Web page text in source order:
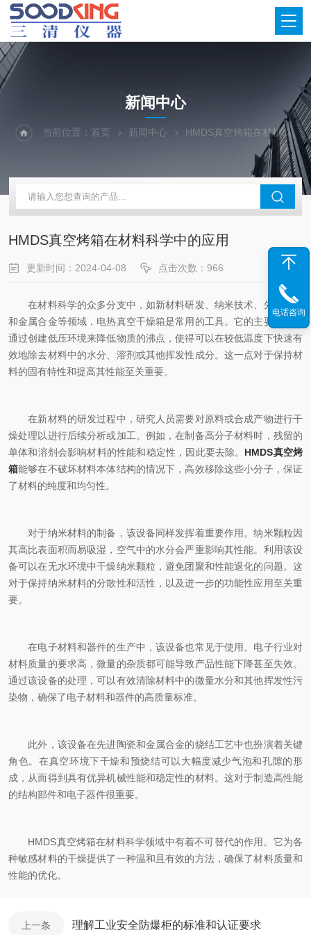
NEWS
新闻中心
当前位置：首页 新闻中心 HMDS真空烤箱在材料科学中的应用
HMDS真空烤箱在材料科学中的应用
更新时间：2024-04-08 点击次数：966
在材料科学的众多分支中，如新材料研发、纳米技术、先进陶瓷
和金属合金等领域，电热真空干燥箱是常用的工具。它的主要功能是
通过创建低压环境来降低物质的沸点，使得可以在较低温度下快速有
效地除去材料中的水分、溶剂或其他挥发性成分。这一点对于保持材
料的固有特性和提高其性能至关重要。
在新材料的研发过程中，研究人员需要对原料或合成产物进行干
燥处理以进行后续分析或加工。例如，在制备高分子材料时，残留的
单体和溶剂会影响材料的性能和稳定性，因此要去除。 HMDS真空烤
箱能够在不破坏材料本体结构的情况下，高效移除这些小分子，保证
了材料的纯度和均匀性。
对于纳米材料的制备，该设备同样发挥着重要作用。纳米颗粒因
其高比表面积而易吸湿，空气中的水分会严重影响其性能。利用该设
备可以在无水环境中干燥纳米颗粒，避免团聚和性能退化的问题。这
对于保持纳米材料的分散性和活性，以及进一步的功能性应用至关重
要。
在电子材料和器件的生产中，该设备也常见于使用。电子行业对
材料质量的要求高，微量的杂质都可能导致产品性能下降甚至失效。
通过该设备的处理，可以有效清除材料中的微量水分和其他挥发性污
染物，确保了电子材料和器件的高质量标准。
此外，该设备在先进陶瓷和金属合金的烧结工艺中也扮演着关键
角色。在真空环境下干燥和预烧结可以大幅度减少气泡和孔隙的形
成，从而得到具有优异机械性能和稳定性的材料。这对于制造高性能
的结构部件和电子器件很重要。
HMDS真空烤箱在材料科学领域中有着不可替代的作用。它为各
种敏感材料的干燥提供了一种温和且有效的方法，确保了材料质量和
性能的优化。
上一条 理解工业安全防爆柜的标准和认证要求
电话咨询